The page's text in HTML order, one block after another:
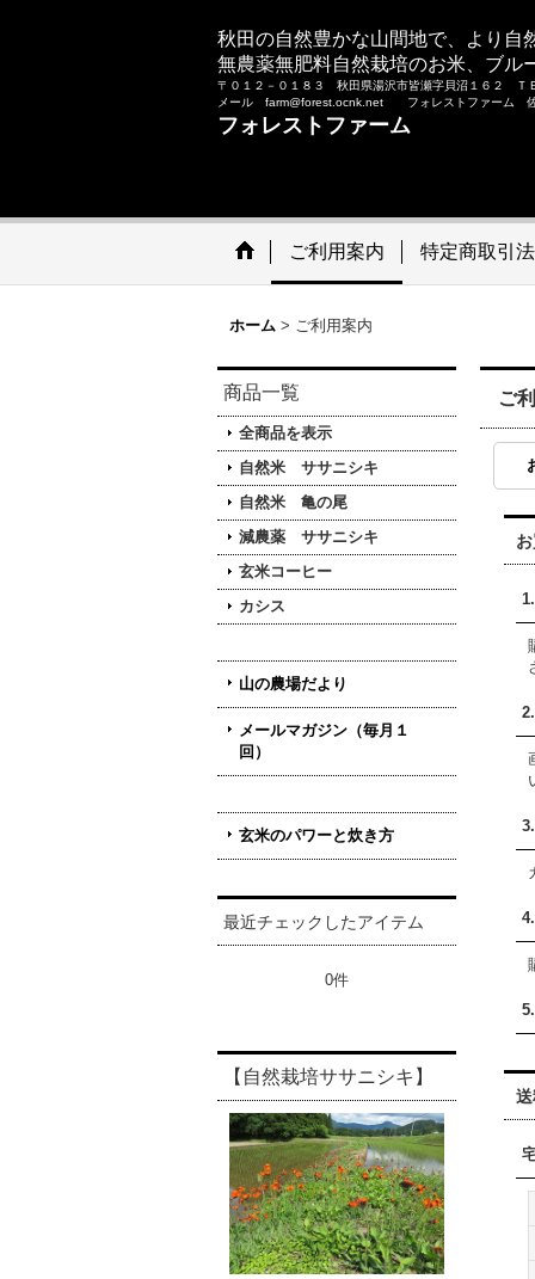
秋田の自然豊かな山間地で、より自
無農薬無肥料自然栽培のお米、ブル
〒０１２－０１８３ 秋田県湯沢市皆瀬字貝沼１６２
メール farm@forest.ocnk.net フォレストファー
フォレストファーム
ご利用案内 特定商取引
ホーム > ご利用案内
商品一覧
全商品を表示
自然米 ササニシキ
自然米 亀の尾
減農薬 ササニシキ
玄米コーヒー
カシス
山の農場だより
メールマガジン（毎月１
回）
玄米のパワーと炊き方
最近チェックしたアイテム
0件
【自然栽培ササニシキ】
ご